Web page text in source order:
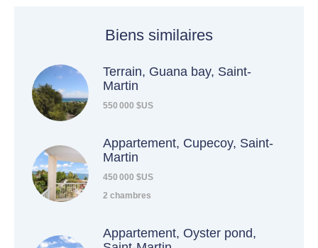
Biens similaires
Terrain, Guana bay, Saint-
Martin
550 000 $US
Appartement, Cupecoy, Saint-
Martin
450 000 $US
2 chambres
Appartement, Oyster pond,